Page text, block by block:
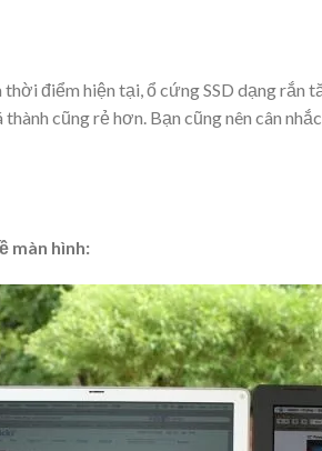
thời điểm hiện tại, ổ cứng SSD dạng rắn
thành cũng rẻ hơn. Bạn cũng nên cân
màn hình: